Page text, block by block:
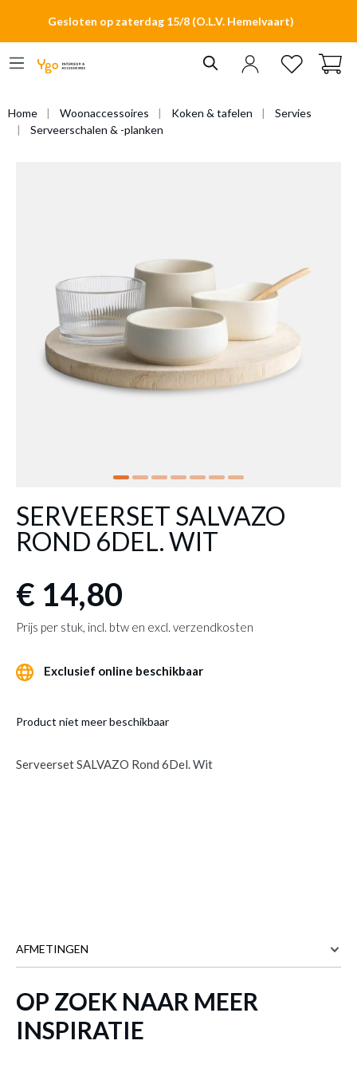
Gesloten op zaterdag 15/8 (O.L.V. Hemelvaart)
Home Woonaccessoires Koken & tafelen
Servies
Serveerschalen & -planken
SERVEERSET SALVAZO
ROND 6DEL. WIT
€ 14,80
Prijs per stuk, incl. btw en excl. verzendkosten
Exclusief online beschikbaar
Product niet meer beschikbaar
Serveerset SALVAZO Rond 6Del. Wit
AFMETINGEN
BREEDTE 25.5 cm
HOOGTE
OP ZOEK NAAR MEER
INSPIRATIE